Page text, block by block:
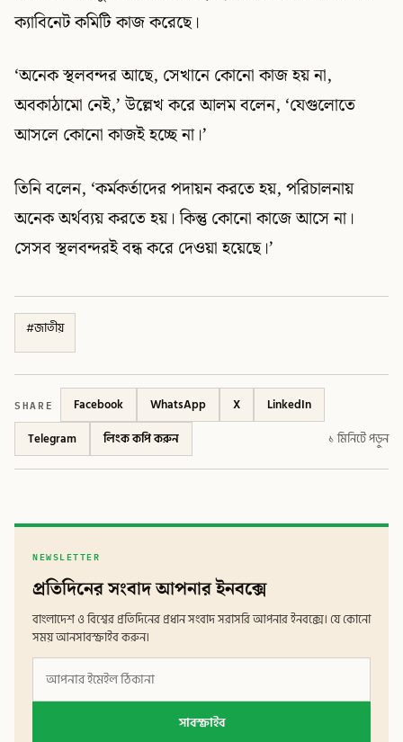
ক্যাবিনেট কমিটি কাজ করেছে।
‘অনেক স্থলবন্দর আছে, সেখানে কোনো কাজ হয় না,
অবকাঠামো নেই,’ উল্লেখ করে আলম বলেন, ‘যেগুলোতে
আসলে কোনো কাজই হচ্ছে না।’
তিনি বলেন, ‘কর্মকর্তাদের পদায়ন করতে হয়, পরিচালনায়
অনেক অর্থব্যয় করতে হয়। কিন্তু কোনো কাজে আসে না।
সেসব স্থলবন্দরই বন্ধ করে দেওয়া হয়েছে।’
#জাতীয়
SHARE Facebook WhatsApp X
LinkedIn
Telegram
লিংক কপি করুন ১ মিনিটে পড়ুন
NEWSLETTER
প্রতিদিনের সংবাদ আপনার ইনবক্সে
বাংলাদেশ ও বিশ্বের প্রতিদিনের প্রধান সংবাদ সরাসরি আপনার ইনবক্সে। যে কোনো
সময় আনসাবস্ক্রাইব করুন।
সাবস্ক্রাইব